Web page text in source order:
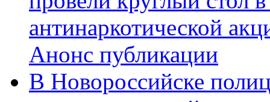
антинаркотической
Анонс публикации
В Новороссийске